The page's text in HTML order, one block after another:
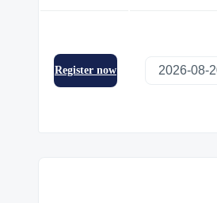
Register now